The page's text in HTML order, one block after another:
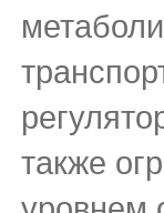
также